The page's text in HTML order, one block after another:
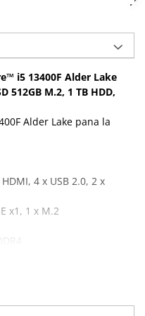
i5 13400F Alder Lake
512GB M.2, 1 TB HDD,
Alder Lake pana la
4 x USB 2.0, 2 x
x1, 1 x M.2
M.2 + 1 TB HDD
bit, 1 x DVI, 1 x HDMI,